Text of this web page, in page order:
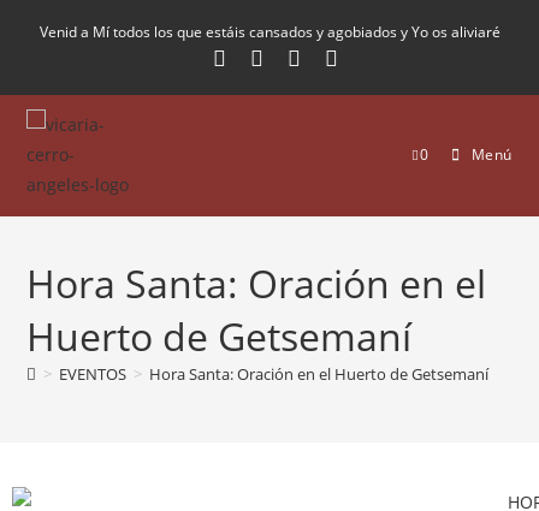
Venid a Mí todos los que estáis cansados y agobiados y Yo os aliviaré
0 Menú
Hora Santa: Oración en el
Huerto de Getsemaní
> EVENTOS > Hora Santa: Oración en el Huerto de Getsemaní